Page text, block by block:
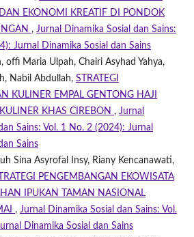
EKONOMI KREATIF DI PONDOK
, Jurnal Dinamika Sosial dan Sains:
Jurnal Dinamika Sosial dan Sains
offi Maria Ulpah, Chairi Asyhad Yahya,
Nabil Abdullah, STRATEGI
KULINER EMPAL GENTONG HAJI
KHAS CIREBON , Jurnal
Sains: Vol. 1 No. 2 (2024): Jurnal
Sains
Sina Asyrofal Insy, Riany Kencanawati,
PENGEMBANGAN EKOWISATA
IPUKAN TAMAN NASIONAL
, Jurnal Dinamika Sosial dan Sains: Vol.
Dinamika Sosial dan Sains